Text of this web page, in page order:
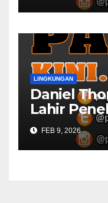
LINGKUNGAN
Daniel
Lahir
FEB 9, 2026